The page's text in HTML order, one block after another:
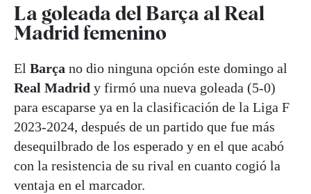
La goleada del Barça al Real
Madrid femenino
El Barça no dio ninguna opción este domingo al
Real Madrid y firmó una nueva goleada (5-0)
para escaparse ya en la clasificación de la Liga F
2023-2024, después de un partido que fue más
desequilbrado de los esperado y en el que acabó
con la resistencia de su rival en cuanto cogió la
ventaja en el marcador.